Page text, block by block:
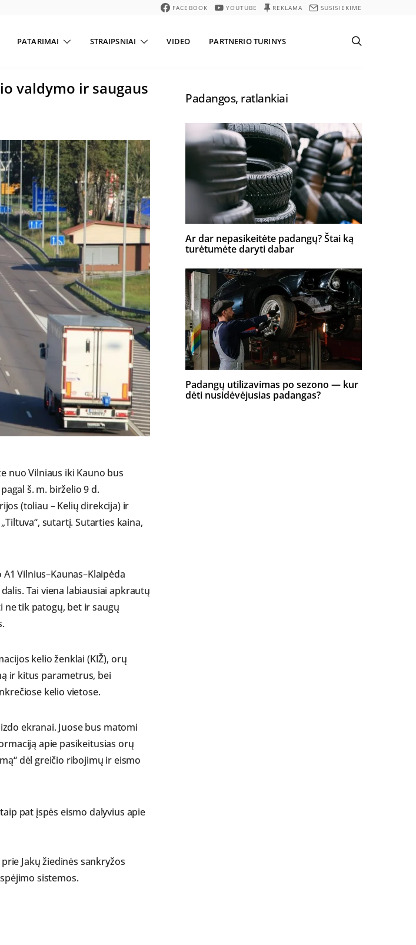
FACEBOOK YOUTUBE REKLAMA SUSISIEKIME
PATARIMAI STRAIPSNIAI VIDEO PARTNERIO TURINYS
valdymo ir saugaus
nuo Vilniaus iki Kauno bus
š. m. birželio 9 d.
(toliau – Kelių direkcija) ir
sutartį. Sutarties kaina,
Vilnius–Kaunas–Klaipėda
Tai viena labiausiai apkrautų
tik patogų, bet ir saugų
kelio ženklai (KIŽ), orų
ir kitus parametrus, bei
kelio vietose.
ekranai. Juose bus matomi
apie pasikeitusias orų
dėl greičio ribojimų ir eismo
pat įspės eismo dalyvius apie
Jakų žiedinės sankryžos
sistemos.
Padangos, ratlankiai
Ar dar nepasikeitėte padangų? Štai ką
turėtumėte daryti dabar
Padangų utilizavimas po sezono — kur
dėti nusidėvėjusias padangas?